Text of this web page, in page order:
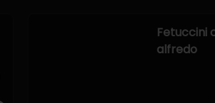
Fetuccini
alfredo